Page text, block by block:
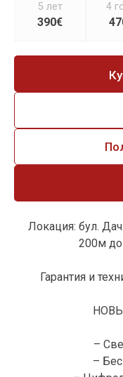
5 лет
390€
4
Локация: бул.
200м до
Гарантия и
–
–